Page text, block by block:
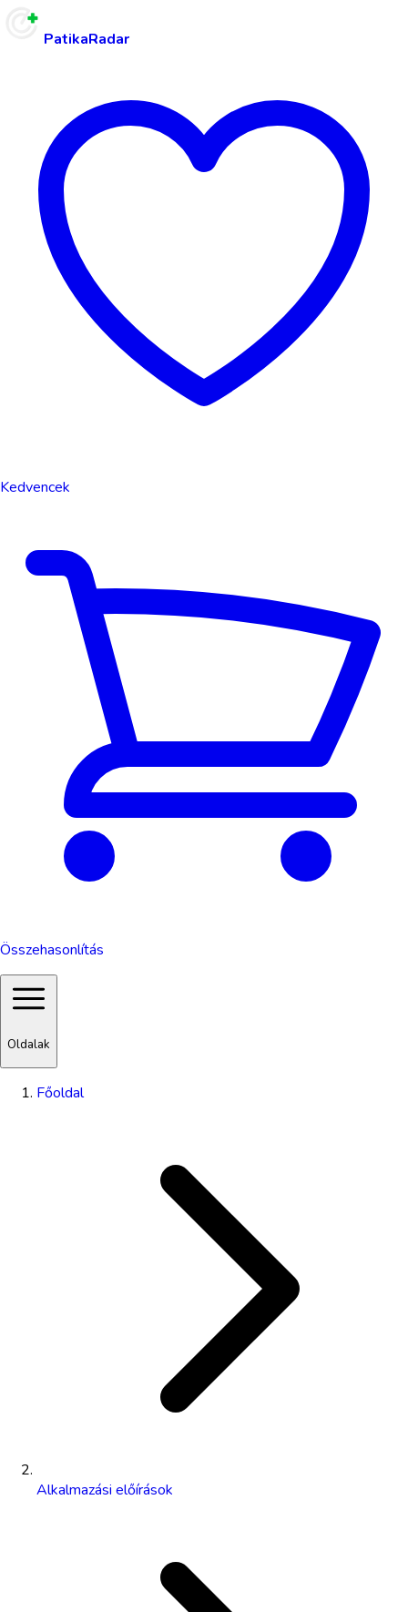
PatikaRadar
Kedvencek
Összehasonlítás
Oldalak
Főoldal
Alkalmazási előírások